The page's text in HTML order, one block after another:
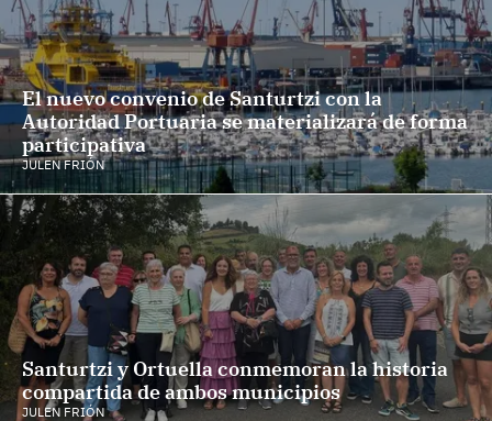
El nuevo convenio de Santurtzi con la
Autoridad Portuaria se materializará de forma
participativa
JULEN FRIÓN
Santurtzi y Ortuella conmemoran la historia
compartida de ambos municipios
JULEN FRIÓN